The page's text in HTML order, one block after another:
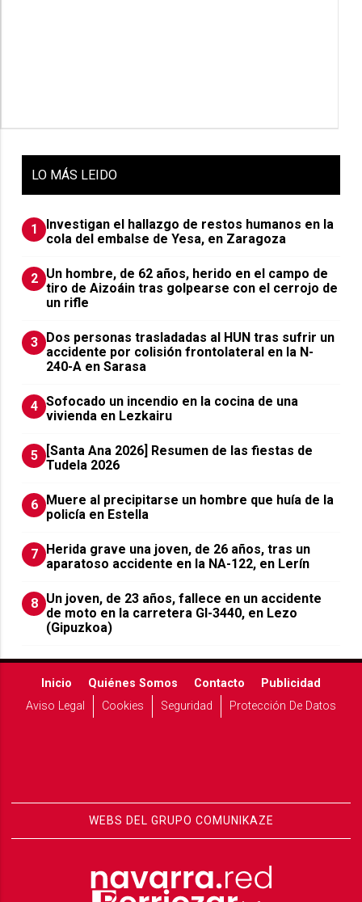
LO MÁS LEIDO
1
Investigan el hallazgo de restos humanos en la
cola del embalse de Yesa, en Zaragoza
2 Un hombre, de 62 años, herido en el campo de
tiro de Aizoáin tras golpearse con el cerrojo de
un rifle
3 ​Dos personas trasladadas al HUN tras sufrir un
accidente por colisión frontolateral en la N-
240-A en Sarasa
4 Sofocado un incendio en la cocina de una
vivienda en Lezkairu
5
[Santa Ana 2026] Resumen de las fiestas de
Tudela 2026
6 Muere al precipitarse un hombre que huía de la
policía en Estella
7 Herida grave una joven, de 26 años, tras un
aparatoso accidente en la NA-122, en Lerín
8 Un joven, de 23 años, fallece en un accidente
de moto en la carretera GI-3440, en Lezo
(Gipuzkoa)
Inicio Quiénes Somos Contacto
Publicidad
Aviso Legal
Cookies Seguridad Protección De Datos
WEBS DEL GRUPO COMUNIKAZE